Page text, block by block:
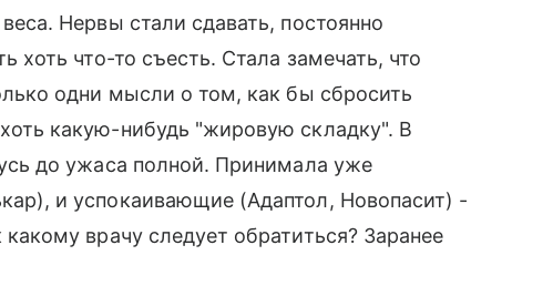
Нервы стали сдавать, постоянно
хоть что-то съесть. Стала замечать, что
одни мысли о том, как бы сбросить
какую-нибудь "жировую складку". В
до ужаса полной. Принимала уже
и успокаивающие (Адаптол, Новопасит) -
врачу следует обратиться? Заранее